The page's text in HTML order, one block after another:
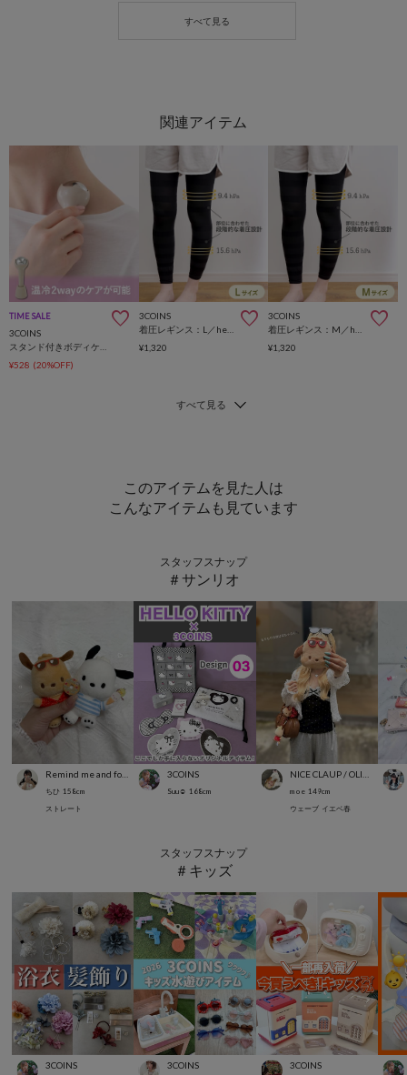
TIME SALE
3COINS
¥528 (20%OFF)
3COINS
着圧レギンス：L／hemle
¥1,320
3COINS
¥1,320
このアイテムを見た人は
こんなアイテムも見ています
スタッフスナップ
＃サンリオ
ちひ 158cm
ストレート
3COINS
Suu☺︎ 168cm m o e 149cm
ウェーブ イエベ春
スタッフスナップ
＃キッズ
3COINS 3COINS 3COINS